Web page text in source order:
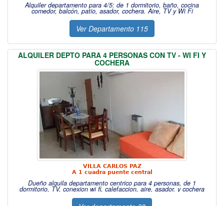
Alquiler departamento para 4/5: de 1 dormitorio, baño, cocina
comedor, balcón, patio, asador, cochera. Aire, TV y Wi Fi
Ver Departamento 115
ALQUILER DEPTO PARA 4 PERSONAS CON TV - WI FI Y
COCHERA
VILLA CARLOS PAZ
A 1 cuadra puente central
Dueño alquila departamento centrico para 4 personas, de 1
dormitorio, TV, conexion wi fi, calefaccion, aire, asador. y cochera